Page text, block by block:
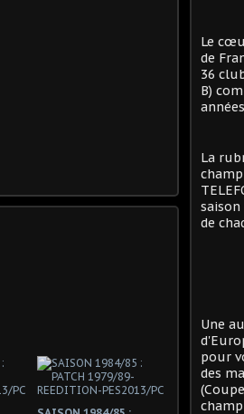
Le
de
36
B)
La
de
Une
pour
des